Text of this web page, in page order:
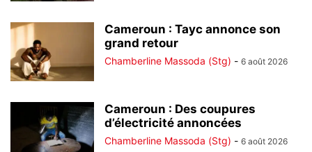
Cameroun : Tayc annonce son
grand retour
Chamberline Massoda (Stg) - 6 août 2026
Cameroun : Des coupures
d’électricité annoncées
Chamberline Massoda (Stg) - 6 août 2026